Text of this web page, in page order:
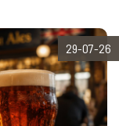
29-07-26